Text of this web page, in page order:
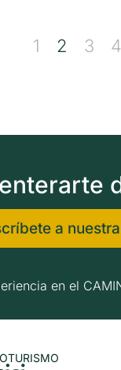
1 2 3 4
a
en el